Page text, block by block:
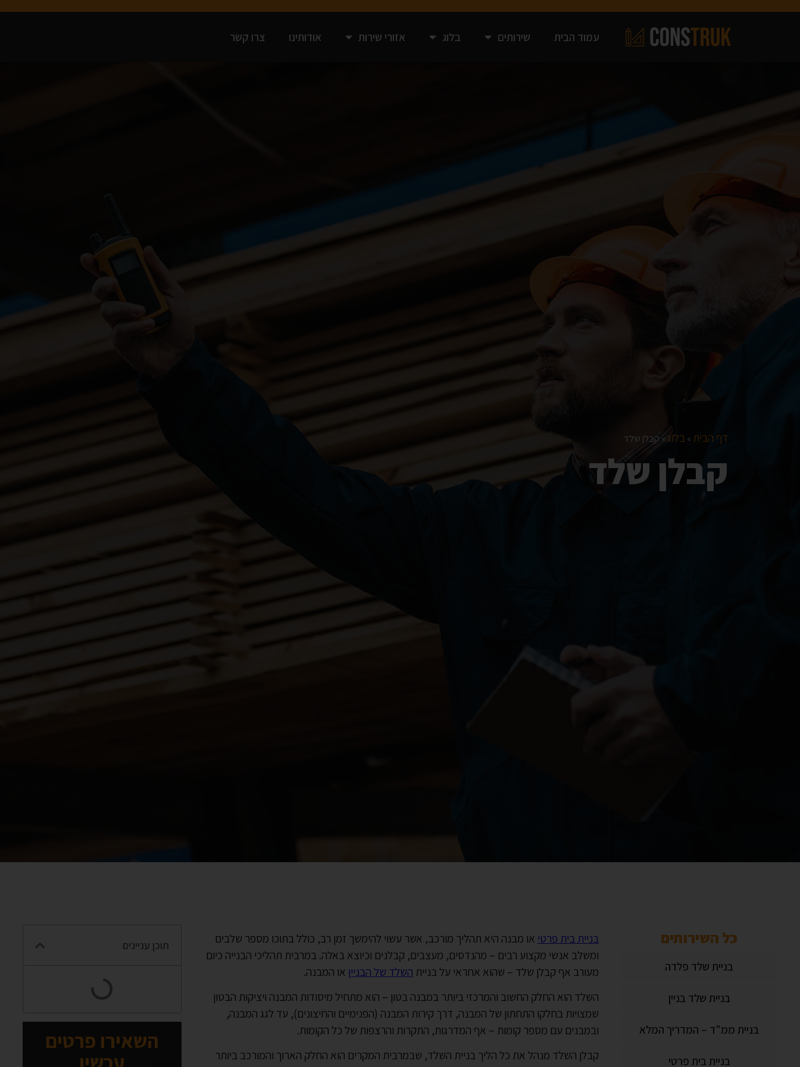
עמוד הבית שירותים בלוג אזורי שירות אודותינו צרו קשר
דף הבית » בלוג» קבלן שלד
קבלן שלד
כל השירותים
בניית שלד פלדה
בניית שלד בניין
בניית ממ"ד – המדריך המלא
בניית בית פרטי
בניית בית פרטי או מבנה היא תהליך מורכב, אשר עשוי להימשך זמן רב, כולל בתוכו מספר שלבים
ומשלב אנשי מקצוע רבים – מהנדסים, מעצבים, קבלנים וכיוצא באלה. במרבית תהליכי הבנייה כיום
מעורב אף קבלן שלד – שהוא אחראי על בניית השלד של הבניין או המבנה.
השלד הוא החלק החשוב והמרכזי ביותר במבנה בטון – הוא מתחיל מיסודות המבנה ויציקות הבטון
שמצויות בחלקו התחתון של המבנה, דרך קירות המבנה (הפנימיים והחיצונים), עד לגג המבנה,
ובמבנים עם מספר קומות – אף המדרגות, התקרות והרצפות של כל הקומות.
קבלן השלד מנהל את כל הליך בניית השלד, שבמרבית המקרים הוא החלק הארוך והמורכב ביותר
תוכן עניינים
השאירו פרטים